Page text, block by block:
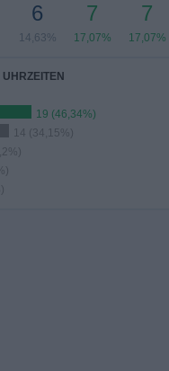
6
14,63%
7
17,07%
7
17,07%
19 (46,34%)
14 (34,15%)